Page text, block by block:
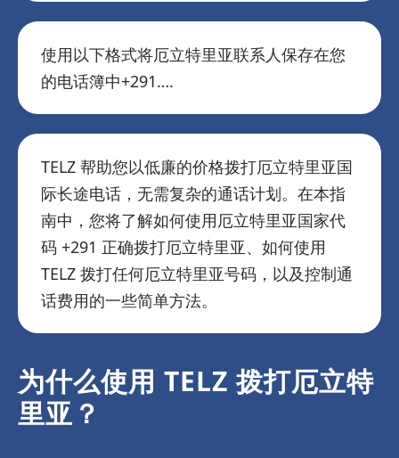
使用以下格式将厄立特里亚联系人保存在您
的电话簿中+291….
TELZ 帮助您以低廉的价格拨打厄立特里亚国
际长途电话，无需复杂的通话计划。在本指
南中，您将了解如何使用厄立特里亚国家代
码 +291 正确拨打厄立特里亚、如何使用
TELZ 拨打任何厄立特里亚号码，以及控制通
话费用的一些简单方法。
为什么使用 TELZ 拨打厄立特
里亚？